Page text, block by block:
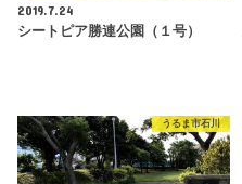
2019.7.24
シートピア勝連公園（１号）
うるま市石川